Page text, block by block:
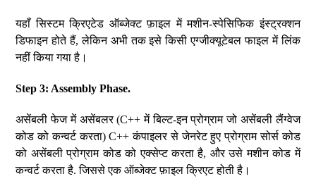
यहाँ सिस्टम क्रिएटेड ऑब्जेक्ट फ़ाइल में मशीन-स्पेसिफिक इंस्ट्रक्शन
डिफाइन होते हैं, लेकिन अभी तक इसे किसी एग्जीक्यूटेबल फाइल में लिंक
नहीं किया गया है।
Step 3: Assembly Phase.
असेंबली फेज में असेंबलर (C++ में बिल्ट-इन प्रोग्राम जो असेंबली लैंग्वेज
कोड को कन्वर्ट करता) C++ कंपाइलर से जेनरेट हुए प्रोग्राम सोर्स कोड
को असेंबली प्रोग्राम कोड को एक्सेप्ट करता है, और उसे मशीन कोड में
कन्वर्ट करता है. जिससे एक ऑब्जेक्ट फ़ाइल क्रिएट होती है।